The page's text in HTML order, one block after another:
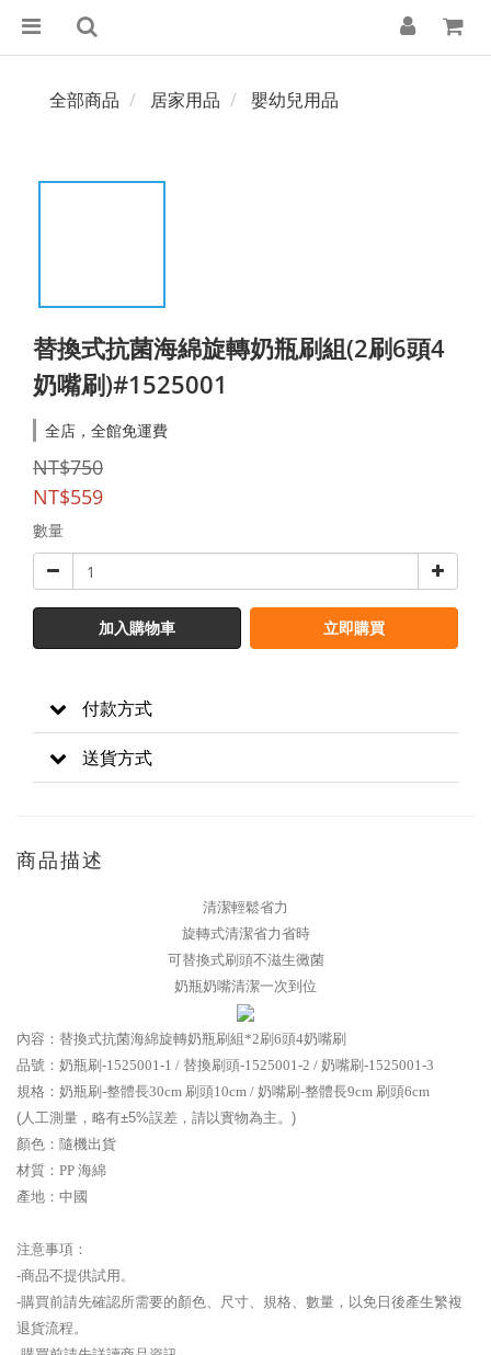
全部商品 居家用品 嬰幼兒用品
替換式抗菌海綿旋轉奶瓶刷組(2刷6頭4
奶嘴刷)#1525001
全店，全館免運費
NT$750
NT$559
數量
加入購物車 立即購買
付款方式
送貨方式
商品描述
清潔輕鬆省力
旋轉式清潔省力省時
可替換式刷頭不滋生黴菌
奶瓶奶嘴清潔一次到位
內容： 替換式抗菌海綿旋轉奶瓶刷組*2刷6頭4奶嘴刷
品號：奶瓶刷-1525001-1 / 替換刷頭-1525001-2 / 奶嘴刷-1525001-3
規格： 奶瓶刷-整體長30cm 刷頭10cm / 奶嘴刷-整體長9cm 刷頭6cm
(人工測量，略有±5%誤差，請以實物為主。)
顏色：隨機出貨
材質： PP 海綿
產地：中國
注意事項：
-商品不提供試用。
-購買前請先確認所需要的顏色、尺寸、規格、數量，以免日後產生繁複
退貨流程。